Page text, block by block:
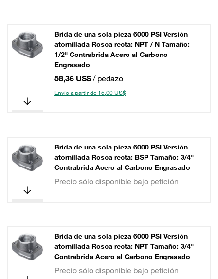
Brida de una sola pieza 6000 PSI Versión
atornillada Rosca recta: NPT / N Tamaño:
1/2" Contrabrida Acero al Carbono
Engrasado
58,36 US$ / pedazo
Envío a partir de 15,00 US$
Brida de una sola pieza 6000 PSI Versión
atornillada Rosca recta: BSP Tamaño: 3/4"
Contrabrida Acero al Carbono Engrasado
Precio sólo disponible bajo petición
Brida de una sola pieza 6000 PSI Versión
atornillada Rosca recta: NPT Tamaño: 3/4"
Contrabrida Acero al Carbono Engrasado
Precio sólo disponible bajo petición